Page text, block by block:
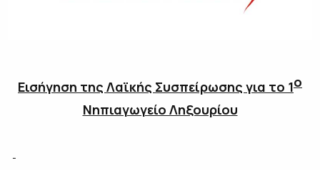
Εισήγηση της Λαϊκής Συσπείρωσης για το 1ο
Νηπιαγωγείο Ληξουρίου